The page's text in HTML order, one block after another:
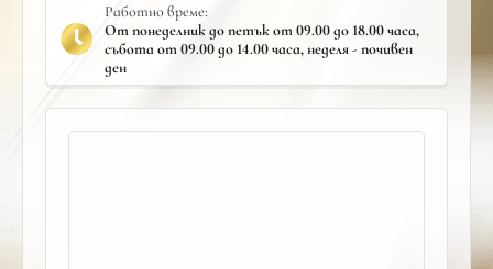
Работно време:
От понеделник до петък от 09.00 до 18.00 часа,
събота от 09.00 до 14.00 часа, неделя - почивен
ден